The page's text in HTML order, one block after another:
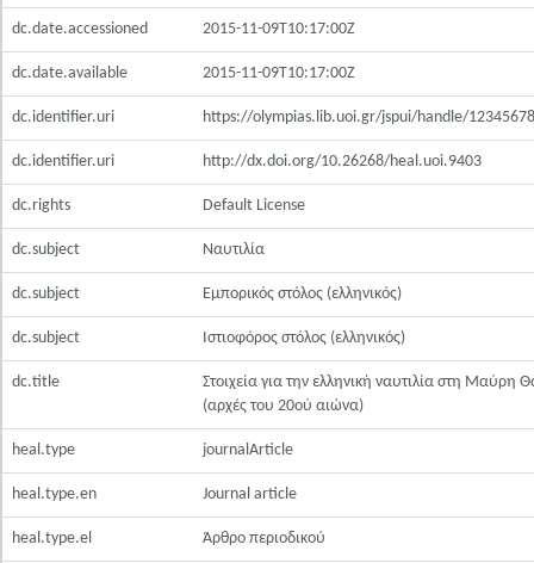
dc.date.accessioned 2015-11-09T10:17:00Z
dc.date.available 2015-11-09T10:17:00Z
dc.identifier.uri https://olympias.lib.uoi.gr/jspui/handle/
dc.identifier.uri http://dx.doi.org/10.26268/heal.uoi.9403
dc.rights Default License
dc.subject Ναυτιλία
dc.subject Εμπορικός στόλος (ελληνικός)
dc.subject Ιστιοφόρος στόλος (ελληνικός)
dc.title
Στοιχεία για την ελληνική ναυτιλία στη Μαύρη
(αρχές του 20ού αιώνα)
heal.type journalArticle
heal.type.en Journal article
heal.type.el Άρθρο περιοδικού